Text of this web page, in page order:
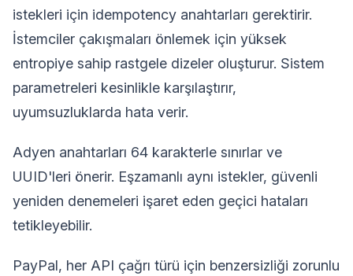
istekleri için idempotency anahtarları gerektirir.
İstemciler çakışmaları önlemek için yüksek
entropiye sahip rastgele dizeler oluşturur. Sistem
parametreleri kesinlikle karşılaştırır,
uyumsuzluklarda hata verir.
Adyen anahtarları 64 karakterle sınırlar ve
UUID'leri önerir. Eşzamanlı aynı istekler, güvenli
yeniden denemeleri işaret eden geçici hataları
tetikleyebilir.
PayPal, her API çağrı türü için benzersizliği zorunlu